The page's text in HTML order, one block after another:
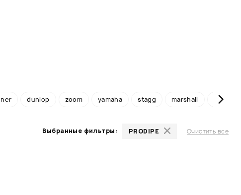
dunlop zoom yamaha stagg marshall roland
Выбранные фильтры: PRODIPE Очистить все